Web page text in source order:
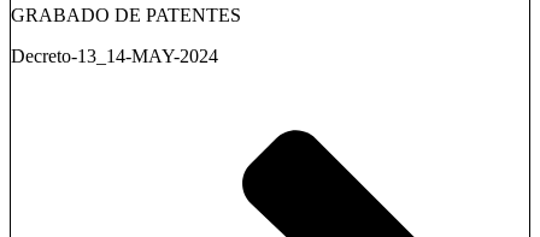
GRABADO DE PATENTES
Decreto-13_14-MAY-2024